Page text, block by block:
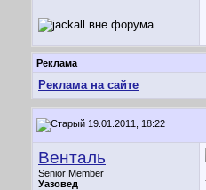
Реклама
Реклама на сайте
19.01.2011, 18:22
Венталь
Senior Member
Уазовед